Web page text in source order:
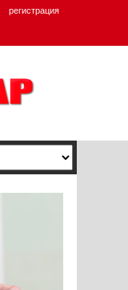
регистрация